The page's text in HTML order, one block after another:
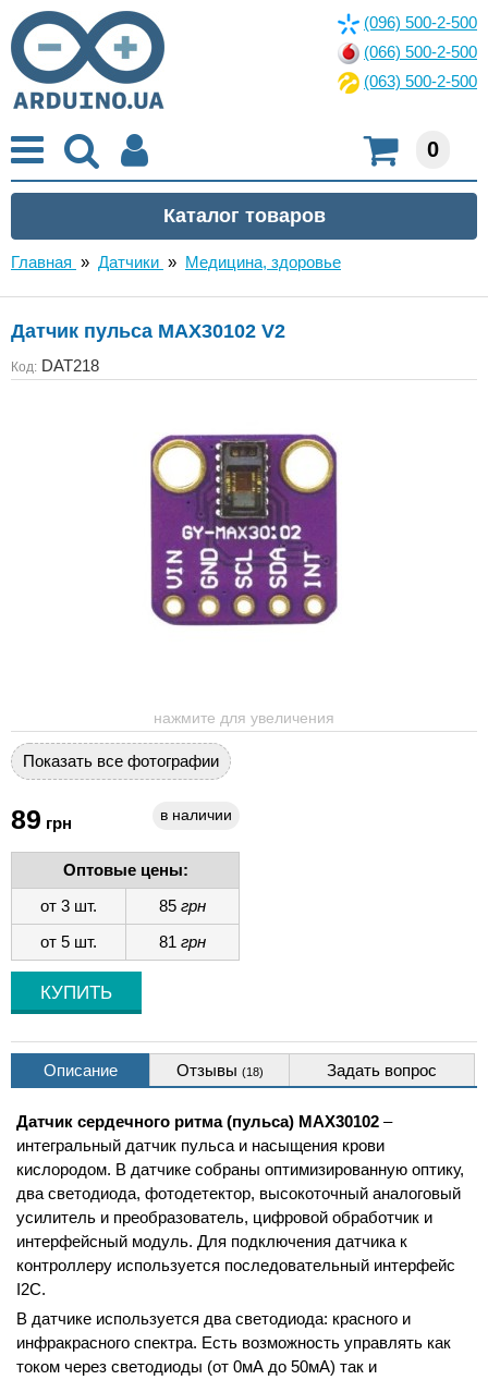
(096) 500-2-500
(066) 500-2-500
(063) 500-2-500
0
Главная » Датчики » Медицина, здоровье
Датчик пульса MAX30102 V2
Код: DAT218
нажмите для увеличения
Показать все фотографии
89 грн в наличии
Оптовые цены:
от 3 шт.
85 грн
от 5 шт.
81 грн
Описание Отзывы (18) Задать вопрос
Датчик сердечного ритма (пульса) MAX30102 –
интегральный датчик пульса и насыщения крови
кислородом. В датчике собраны оптимизированную оптику,
два светодиода, фотодетектор, высокоточный аналоговый
усилитель и преобразователь, цифровой обработчик и
интерфейсный модуль. Для подключения датчика к
контроллеру используется последовательный интерфейс
I2C.
В датчике используется два светодиода: красного и
инфракрасного спектра. Есть возможность управлять как
током через светодиоды (от 0мА до 50мА) так и